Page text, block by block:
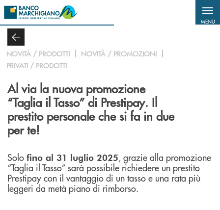
Salta al contenuto principale
MENU
NOVITÀ / PRODOTTI
NOVITÀ / PROMOZIONI
PRIVATI / PRODOTTI
Al via la nuova promozione
“Taglia il Tasso” di Prestipay. Il
prestito personale che si fa in due
per te!
Solo fino al 31 luglio 2025, grazie alla promozione
“Taglia il Tasso” sarà possibile richiedere un prestito
Prestipay con il vantaggio di un tasso e una rata più
leggeri da metà piano di rimborso.